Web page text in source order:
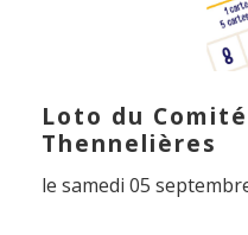
Loto du
Thennelières
le samedi 05